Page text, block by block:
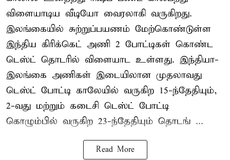
விளையாடிய வீடியோ வைரலாகி வருகிறது.
இலங்கையில் சுற்றுப்பயணம் மேற்கொண்டுள்ள
இந்திய கிரிக்கெட் அணி 2 போட்டிகள் கொண்ட
டெஸ்ட் தொடரில் விளையாட உள்ளது. இந்தியா-
இலங்கை அணிகள் இடையிலான முதலாவது
டெஸ்ட் போட்டி காலேயில் வருகிற 15-ந்தேதியும்,
2-வது மற்றும் கடைசி டெஸ்ட் போட்டி
கொழும்பில் வருகிற 23-ந்தேதியும் தொடங் ...
Read More